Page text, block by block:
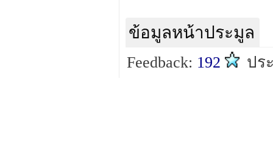
ข้อมูลหน้าประมูล
Feedback: 192 ปร